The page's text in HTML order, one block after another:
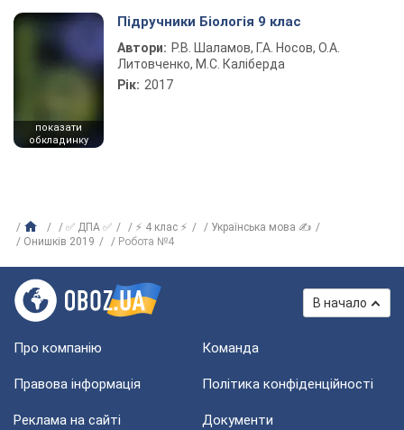
показати
обкладинку
Підручники Біологія 9 клас
Автори: Р.В. Шаламов, Г.А. Носов, О.А.
Литовченко, М.С. Каліберда
Рік: 2017
✅ ДПА ✅ ⚡ 4 клас ⚡
Українська мова ✍
Онишків 2019
Робота №4
В начало
Про компанію Команда
Правова інформація Політика конфіденційності
Реклама на сайті Документи